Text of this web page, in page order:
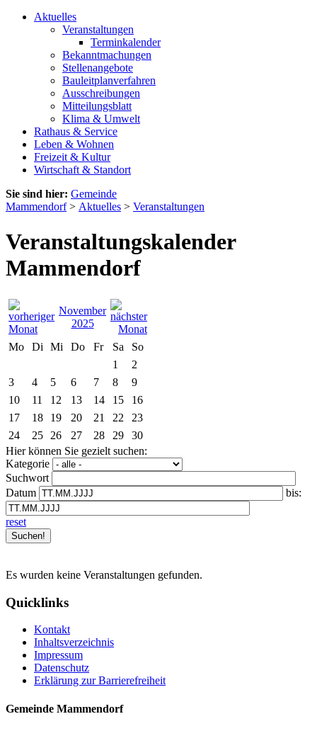
Aktuelles
Veranstaltungen
Terminkalender
Bekanntmachungen
Stellenangebote
Bauleitplanverfahren
Ausschreibungen
Mitteilungsblatt
Klima & Umwelt
Rathaus & Service
Leben & Wohnen
Freizeit & Kultur
Wirtschaft & Standort
Sie sind hier: Gemeinde
Mammendorf> Aktuelles > Veranstaltungen
Veranstaltungskalender
Mammendorf
November
2025
Mo
Di Mi Do Fr Sa
So
1
2
3
4 5 6 7 8
9
10
11 12 13 14 15
16
17
18 19 20 21 22
23
24
25 26 27 28 29
30
Hier können Sie gezielt suchen:
Kategorie
Suchwort
Datum
bis:
reset
Es wurden keine Veranstaltungen gefunden.
Quicklinks
Kontakt
Inhaltsverzeichnis
Impressum
Datenschutz
Erklärung zur Barrierefreiheit
Gemeinde Mammendorf